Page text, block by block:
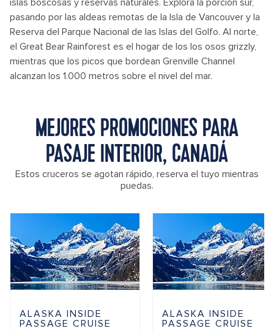
islas boscosas y reservas naturales. Explora la porción sur,
pasando por las aldeas remotas de la Isla de Vancouver y la
Reserva del Parque Nacional de las Islas del Golfo. Al norte,
el Great Bear Rainforest es el hogar de los los osos grizzly,
mientras que los picos que bordean Grenville Channel
alcanzan los 1.000 metros sobre el nivel del mar.
MEJORES PROMOCIONES PARA
PASAJE INTERIOR, CANADÁ
Estos cruceros se agotan rápido, reserva el tuyo mientras
puedas.
ALASKA INSIDE
PASSAGE CRUISE
ALASKA INSIDE
PASSAGE CRUISE